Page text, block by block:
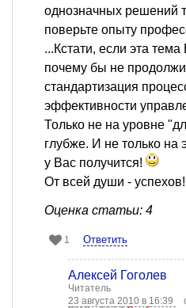
однозначных решений
поверьте опыту
...Кстати, если эта
почему бы не
стандартизация
эффективности
Только не на уровне
глубже. И не только на
у Вас получится!
От всей души - успехов!
Оценка статьи: 4
1 Ответить
Алексей Гоголев
Читатель
23 августа 2010 в 16:39